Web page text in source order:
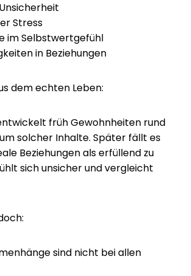
Stress
im Selbstwertgefühl
in Beziehungen
dem echten Leben:
früh Gewohnheiten rund
solcher Inhalte. Später fällt es
Beziehungen als erfüllend zu
sich unsicher und vergleicht
sind nicht bei allen